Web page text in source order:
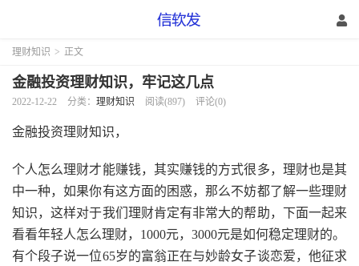
理财知识 > 正文
金融投资理财知识，牢记这几点
2022-12-22 分类： 理财知识 阅读(897) 评论(0)
金融投资理财知识，
个人怎么理财才能赚钱，其实赚钱的方式很多，理财也是其
中一种，如果你有这方面的困惑，那么不妨都了解一些理财
知识，这样对于我们理财肯定有非常大的帮助，下面一起来
看看年轻人怎么理财，1000元，3000元是如何稳定理财的。
有个段子说一位65岁的富翁正在与妙龄女子谈恋爱，他征求